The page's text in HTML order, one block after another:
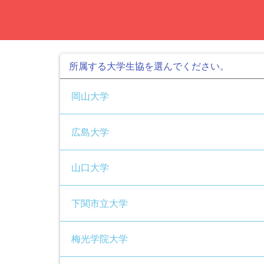
所属する大学生協を選んでください。
岡山大学
広島大学
山口大学
下関市立大学
梅光学院大学